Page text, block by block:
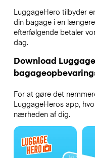
LuggageHero tilbyder
din bagage i en
efterfølgende betaler
dag.
Download
For at gøre det
LuggageHeros app,
nærheden af dig.